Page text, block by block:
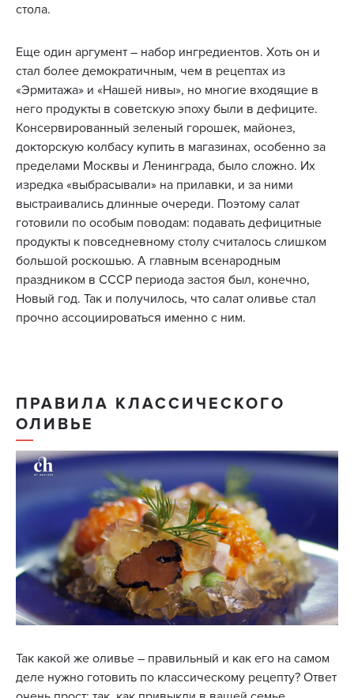
стола.
Еще один аргумент – набор ингредиентов. Хоть он и
стал более демократичным, чем в рецептах из
«Эрмитажа» и «Нашей нивы», но многие входящие в
него продукты в советскую эпоху были в дефиците.
Консервированный зеленый горошек, майонез,
докторскую колбасу купить в магазинах, особенно за
пределами Москвы и Ленинграда, было сложно. Их
изредка «выбрасывали» на прилавки, и за ними
выстраивались длинные очереди. Поэтому салат
готовили по особым поводам: подавать дефицитные
продукты к повседневному столу считалось слишком
большой роскошью. А главным всенародным
праздником в СССР периода застоя был, конечно,
Новый год. Так и получилось, что салат оливье стал
прочно ассоциироваться именно с ним.
ПРАВИЛА КЛАССИЧЕСКОГО
ОЛИВЬЕ
Так какой же оливье – правильный и как его на самом
деле нужно готовить по классическому рецепту? Ответ